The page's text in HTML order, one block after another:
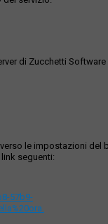
di Zucchetti
le impostazioni
seguenti:
57b9-